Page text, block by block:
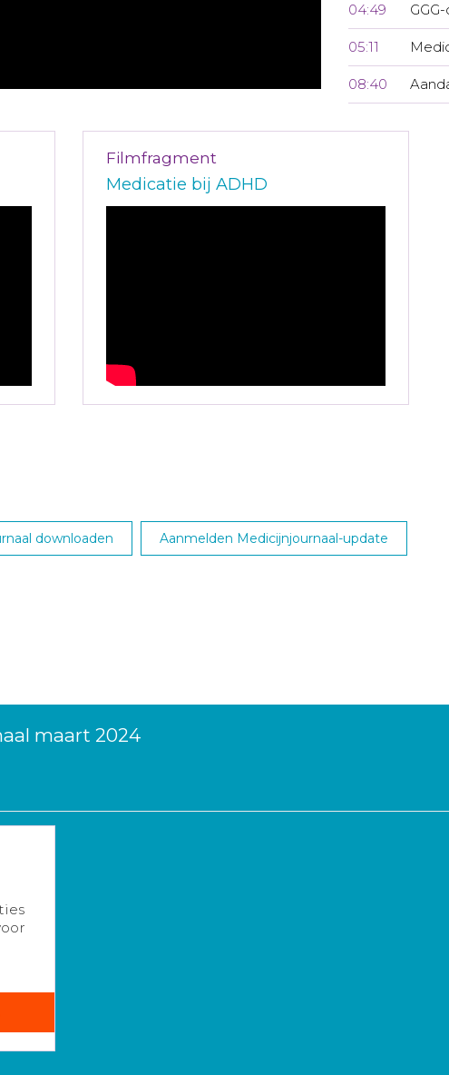
04:49
05:11
08:40
Filmfragment
Medicatie bij ADHD
downloaden Aanmelden Medicijnjournaal-update
maart 2024